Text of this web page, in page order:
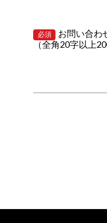
必須
お問い合わ
（全角20字以上